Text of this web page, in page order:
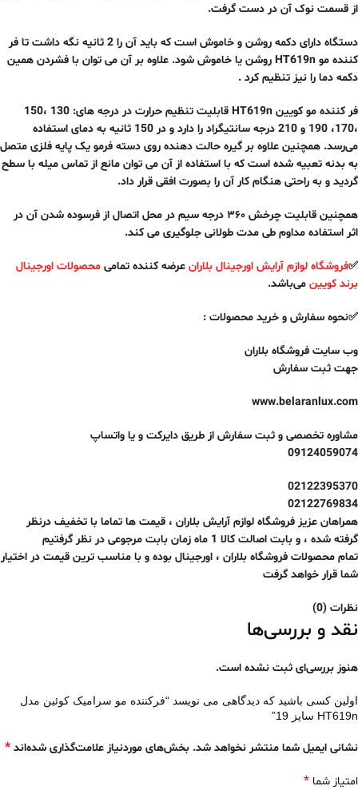
از قسمت نوک آن در دست گرفت.
دستگاه دارای دکمه روشن و خاموش است که باید آن را 2 ثانیه نگه داشت تا فر
کننده مو HT619n روشن یا خاموش شود. علاوه بر آن می توان با فشردن همین
دکمه دما را نیز تنظیم کرد .
فر کننده مو کویین HT619n قابلیت تنظیم حرارت در درجه های: 130 ،150
،170، 190 و 210 درجه سانتیگراد را دارد و در 150 ثانیه به دمای استفاده
می‌رسد. همچنین علاوه بر گیره حالت دهنده روی دسته فرمو یک پایه فلزی متصل
به بدنه تعبیه شده است که با استفاده از آن می توان مانع از تماس میله با سطح
گردید و به راحتی هنگام کار آن را بصورت افقی قرار داد.
همچنین قابلیت چرخش ۳۶۰ درجه سیم در محل اتصال از فرسوده شدن آن در
اثر استفاده مداوم طی مدت طولانی جلوگیری می کند.
✅فروشگاه لوازم آرایش اورجینال بلاران عرضه کننده تمامی محصولات اورجینال
برند کویین می‌باشد.
✅نحوه سفارش و خرید محصولات :
وب سایت فروشگاه بلاران
جهت ثبت سفارش
www.belaranlux.com
مشاوره تخصصی و ثبت سفارش از طریق دایرکت و یا واتساپ
09124059074
02122395370
02122769834
همراهان عزیز فروشگاه لوازم آرایش بلاران ، قیمت ها تماما با تخفیف درنظر
گرفته شده ، و بابت اصالت کالا 1 ماه
زمان بابت مرجوعی در نظر گرفتیم
تمام محصولات فروشگاه بلاران ، اورجینال بوده و با مناسب ترین قیمت در اختیار
شما قرار خواهد گرفت
نظرات (0)
نقد و بررسی‌ها
هنوز بررسی‌ای ثبت نشده است.
اولین کسی باشید که دیدگاهی می نویسد “فرکننده مو سرامیک کوئین مدل
HT619n سایز 19”
نشانی ایمیل شما منتشر نخواهد شد. بخش‌های موردنیاز علامت‌گذاری شده‌اند *
امتیاز شما *